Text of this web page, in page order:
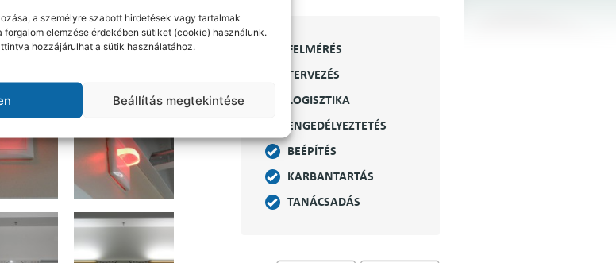
a személyre szabott hirdetések vagy tartalmak
forgalom elemzése érdekében sütiket (cookie) használunk.
hozzájárulhat a sütik használatához.
Beállítás megtekintése
FELMÉRÉS
TERVEZÉS
LOGISZTIKA
ENGEDÉLYEZTETÉS
BEÉPÍTÉS
KARBANTARTÁS
TANÁCSADÁS